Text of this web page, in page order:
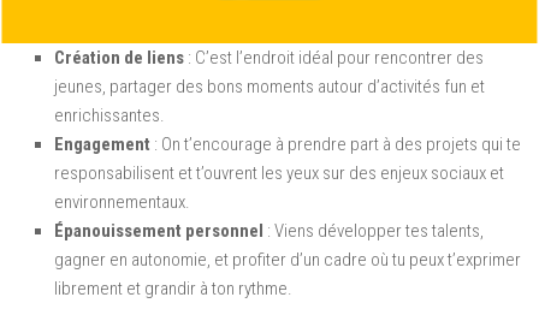
Création de liens : C’est l’endroit idéal pour rencontrer des
jeunes, partager des bons moments autour d’activités fun et
enrichissantes.
Engagement : On t’encourage à prendre part à des projets qui te
responsabilisent et t’ouvrent les yeux sur des enjeux sociaux et
environnementaux.
Épanouissement personnel : Viens développer tes talents,
gagner en autonomie, et profiter d’un cadre où tu peux t’exprimer
librement et grandir à ton rythme.